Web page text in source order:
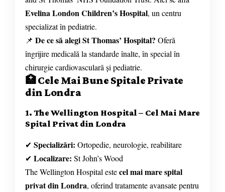
Evelina London Children’s Hospital, un centru
specializat în pediatrie.
📌 De ce să alegi St Thomas’ Hospital? Oferă
îngrijire medicală la standarde înalte, în special în
chirurgie cardiovasculară și pediatrie.
🏥 Cele Mai Bune Spitale Private
din Londra
1. The Wellington Hospital – Cel Mai Mare
Spital Privat din Londra
✔ Specializări: Ortopedie, neurologie, reabilitare
✔ Localizare: St John’s Wood
The Wellington Hospital estecel mai mare spital
privat din Londra, oferind tratamente avansate pentru